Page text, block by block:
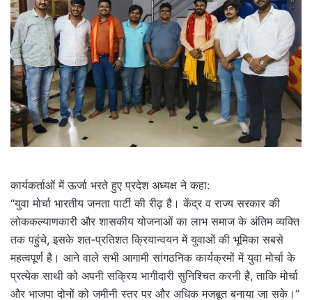
कार्यकर्ताओं में ऊर्जा भरते हुए प्रदेश अध्यक्ष ने कहा:
“युवा मोर्चा भारतीय जनता पार्टी की रीढ़ है। केंद्र व राज्य सरकार की
लोककल्याणकारी और शासकीय योजनाओं का लाभ समाज के अंतिम व्यक्ति
तक पहुंचे, इसके शत-प्रतिशत क्रियान्वयन में युवाओं की भूमिका सबसे
महत्वपूर्ण है। आने वाले सभी आगामी सांगठनिक कार्यक्रमों में युवा मोर्चा के
प्रत्येक साथी को अपनी सक्रिय भागीदारी सुनिश्चित करनी है, ताकि मोर्चा
और भाजपा दोनों को जमीनी स्तर पर और अधिक मजबूत बनाया जा सके।”